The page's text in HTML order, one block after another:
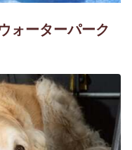
ォーターパーク